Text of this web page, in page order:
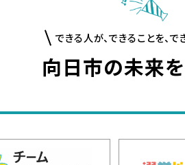
できる人が、できることを、で
向日市の未来